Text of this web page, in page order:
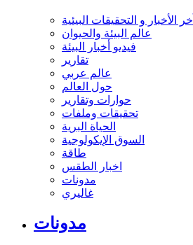
آخر الأخبار و التحقيقات البيئية
عالم البيئة والحيوان
فيديو أخبار البيئة
تقارير
عالم عربي
حول العالم
حوارات وتقارير
تحقيقات وملفات
الحياة البرية
السوق الإيكولوجية
طاقة
اخبار الطقس
مدونات
غاليري
مدونات